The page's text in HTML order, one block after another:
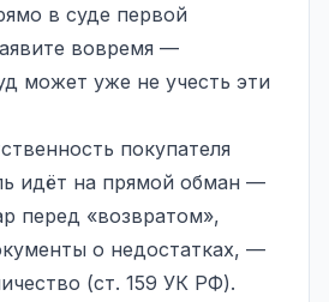
в суде первой
вовремя —
может уже не учесть эти
покупателя
идёт на прямой обман —
перед «возвратом»,
о недостатках, —
(ст. 159 УК РФ).